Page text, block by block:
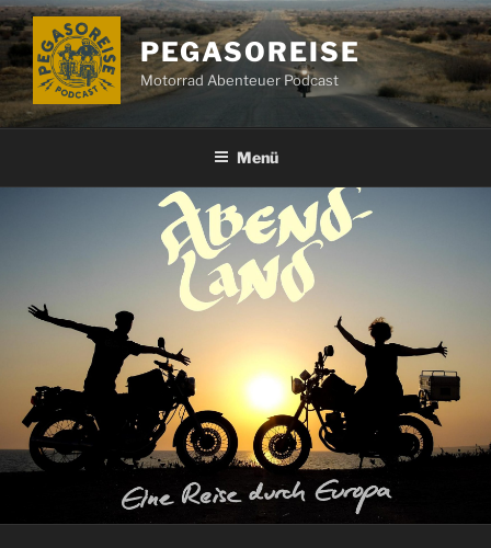
Zum
Inhalt
springen
PEGASOREISE
Motorrad Abenteuer Podcast
Menü